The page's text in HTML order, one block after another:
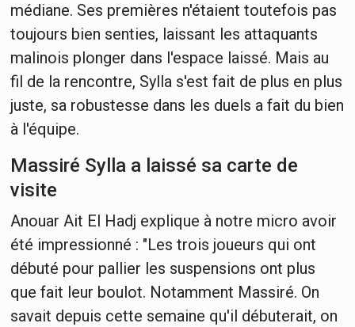
médiane. Ses premières n'étaient toutefois pas
toujours bien senties, laissant les attaquants
malinois plonger dans l'espace laissé. Mais au
fil de la rencontre, Sylla s'est fait de plus en plus
juste, sa robustesse dans les duels a fait du bien
à l'équipe.
Massiré Sylla a laissé sa carte de
visite
Anouar Ait El Hadj explique à notre micro avoir
été impressionné : "Les trois joueurs qui ont
débuté pour pallier les suspensions ont plus
que fait leur boulot. Notamment Massiré. On
savait depuis cette semaine qu'il débuterait, on